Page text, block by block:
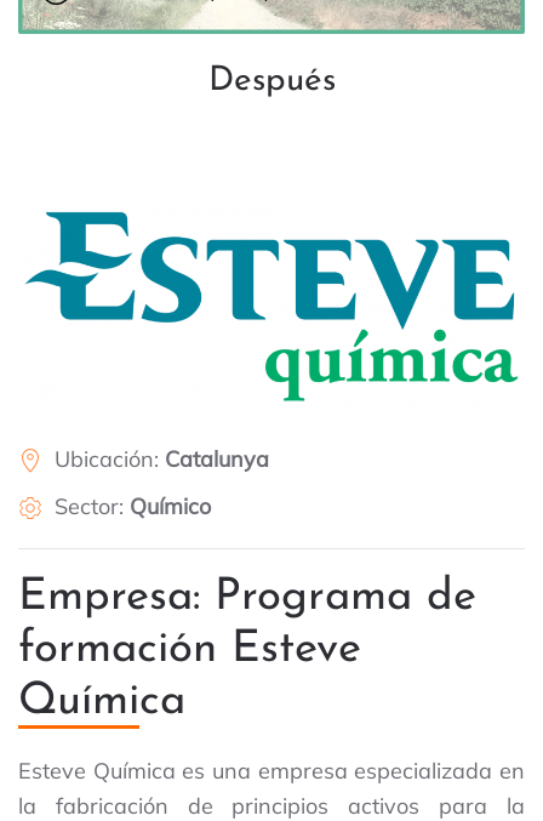
Después
Ubicación: Catalunya
Sector: Químico
Empresa: Programa de
formación Esteve
Química
Esteve Química es una empresa especializada en
la fabricación de principios activos para la